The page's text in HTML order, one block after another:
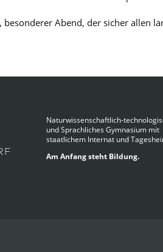
besonderer Abend, der sicher allen
Naturwissenschaftlich-
und Sprachliches Gymnasium mit
staatlichem Internat und
Am Anfang steht Bildung.